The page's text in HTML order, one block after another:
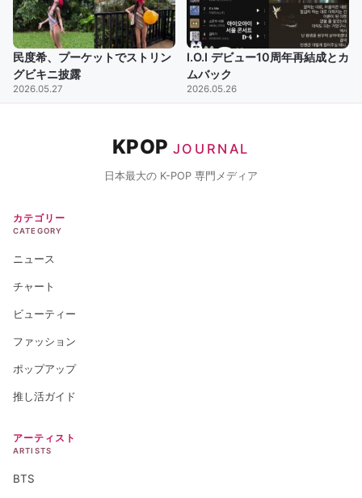
民度希、プーケットでストリン
グビキニ披露
2026.05.27
I.O.I デビュー10周年再結成とカ
ムバック
2026.05.26
KPOP JOURNAL
日本最大の K-POP 専門メディア
カテゴリー
CATEGORY
ニュース
チャート
ビューティー
ファッション
ポップアップ
推し活ガイド
アーティスト
ARTISTS
BTS